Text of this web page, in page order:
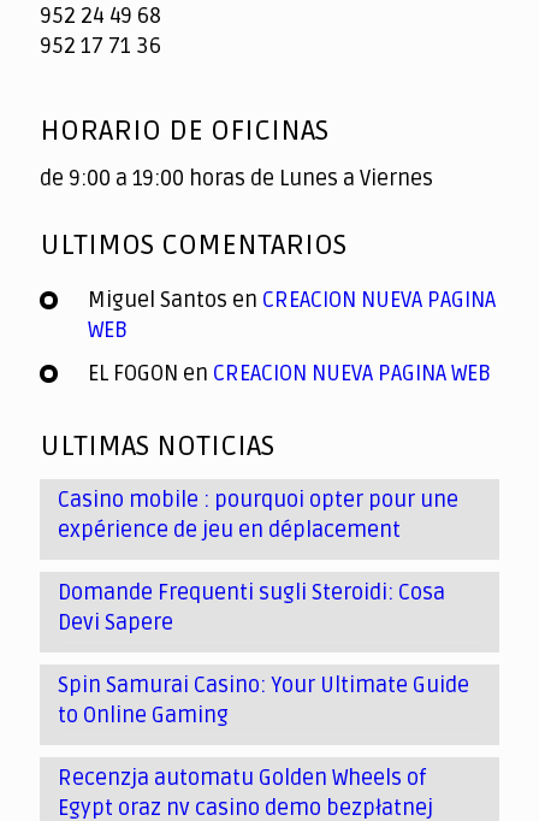
952 24 49 68
952 17 71 36
HORARIO DE OFICINAS
de 9:00 a 19:00 horas de Lunes a Viernes
ULTIMOS COMENTARIOS
Miguel Santos en CREACION NUEVA PAGINA
WEB
EL FOGON en CREACION NUEVA PAGINA WEB
ULTIMAS NOTICIAS
Casino mobile : pourquoi opter pour une
expérience de jeu en déplacement
Domande Frequenti sugli Steroidi: Cosa
Devi Sapere
Spin Samurai Casino: Your Ultimate Guide
to Online Gaming
Recenzja automatu Golden Wheels of
Egypt oraz nv casino demo bezpłatnej